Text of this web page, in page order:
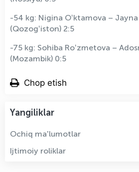
-54 kg: Nigina Oʻktamova –
(Qozogʻiston) 2:5
-75 kg: Sohiba Roʻzmetova –
(Mozambik) 0:5
Chop etish
Yangiliklar
Ochiq ma'lumotlar
Ijtimoiy roliklar